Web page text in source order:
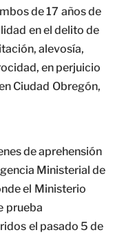
de 17 años de
en el delito de
alevosía,
en perjuicio
Ciudad Obregón,
de aprehensión
Ministerial de
el Ministerio
prueba
el pasado 5 de